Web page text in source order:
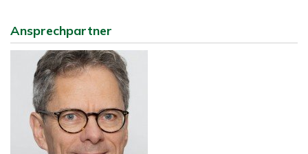
Ansprechpartner